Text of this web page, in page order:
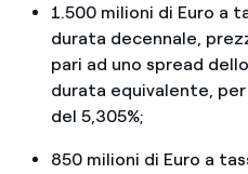
1.500 milioni di Euro a
durata decennale,
pari ad uno spread
durata equivalente,
del 5,305%;
850 milioni di Euro a